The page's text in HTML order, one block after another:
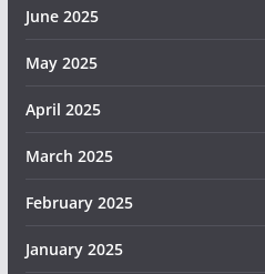
June 2025
May 2025
April 2025
March 2025
February 2025
January 2025